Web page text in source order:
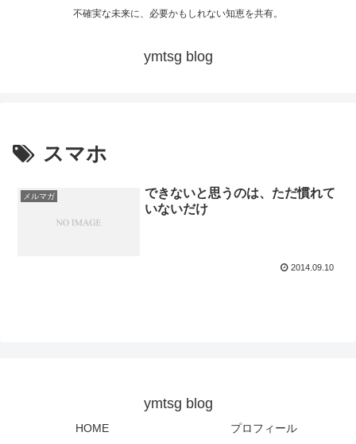
不確実な未来に、必要かもしれない知恵を共有。
ymtsg blog
スマホ
メルマガ
できないと思うのは、ただ慣れて
いないだけ
2014.09.10
ymtsg blog
HOME
プロフィール